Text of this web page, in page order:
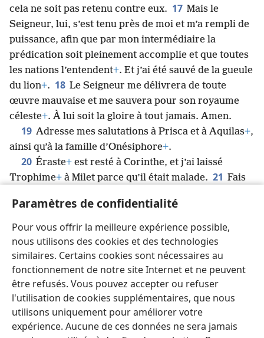
Paramètres de confidentialité
Pour vous offrir la meilleure expérience possible,
nous utilisons des cookies et des technologies
similaires. Certains cookies sont nécessaires au
fonctionnement de notre site Internet et ne peuvent
être refusés. Vous pouvez accepter ou refuser
l'utilisation de cookies supplémentaires, que nous
utilisons uniquement pour améliorer votre
expérience. Aucune de ces données ne sera jamais
cela ne soit pas retenu contre eux. 17 Mais le
Seigneur, lui, s’est tenu près de moi et m’a rempli de
puissance, afin que par mon intermédiaire la
prédication soit pleinement accomplie et que toutes
les nations l’entendent+. Et j’ai été sauvé de la gueule
du lion+. 18 Le Seigneur me délivrera de toute
œuvre mauvaise et me sauvera pour son royaume
céleste+. À lui soit la gloire à tout jamais. Amen.
19 Adresse mes salutations à Prisca et à Aquilas+,
ainsi qu’à la famille d’Onésiphore+.
20 Éraste+ est resté à Corinthe, et j’ai laissé
Trophime+ à Milet parce qu’il était malade. 21 Fais
Eubule t’envoie ses salutations, ainsi que Pudens,
Linus, Claudia et tous les frères.
22 Que le Seigneur soit avec l’esprit que tu
manifestes. Que sa faveur imméritée soit avec vous.
Français Partager Préférences
Copyright © 2026 Watch Tower Bible and Tract Society of Pennsylvania